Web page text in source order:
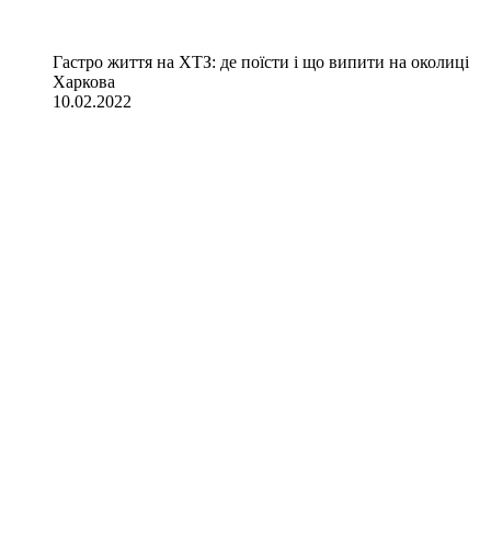
Гастро життя на ХТЗ: де поїсти і що випити на околиці
Харкова
10.02.2022